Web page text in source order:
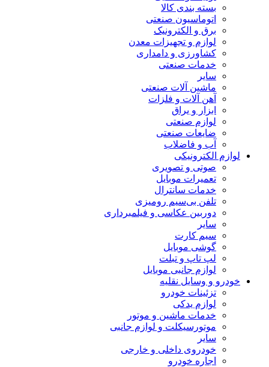
بسته بندی کالا
اتوماسیون صنعتی
برق و الکترونیک
لوازم و تجهیزات معدن
کشاورزی و دامداری
خدمات صنعتی
سایر
ماشین آلات صنعتی
آهن آلات و فلزات
ابزار و یراق
لوازم صنعتی
ضایعات صنعتی
آب و فاضلاب
لوازم الکترونیکی
صوتی و تصویری
تعمیرات موبایل
خدمات سانترال
تلفن بی‌سیم رومیزی
دوربین عکاسی و فیلمبرداری
سایر
سیم کارت
گوشی موبایل
لپ تاپ و تبلت
لوازم جانبی موبایل
خودرو و وسایل نقلیه
تزئینات خودرو
لوازم یدکی
خدمات ماشین و موتور
موتورسیکلت و لوازم جانبی
سایر
خودروی داخلی و خارجی
اجاره خودرو